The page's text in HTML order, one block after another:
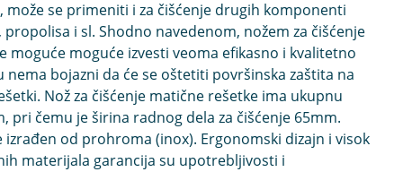
može se primeniti i za čišćenje drugih komponenti
propolisa i sl. Shodno navedenom, nožem za čišćenje
moguće moguće izvesti veoma efikasno i kvalitetno
nema bojazni da će se oštetiti površinska zaštita na
Nož za čišćenje matične rešetke ima ukupnu
pri čemu je širina radnog dela za čišćenje 65mm.
izrađen od prohroma (inox). Ergonomski dizajn i visok
materijala garancija su upotrebljivosti i